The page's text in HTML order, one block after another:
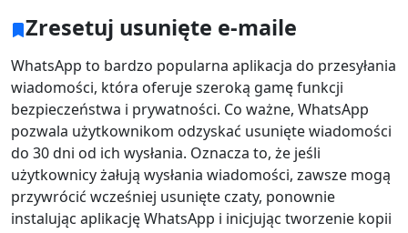
Zresetuj usunięte e-maile
WhatsApp to bardzo popularna aplikacja do przesyłania
wiadomości, która oferuje szeroką gamę funkcji
bezpieczeństwa i prywatności. Co ważne, WhatsApp
pozwala użytkownikom odzyskać usunięte wiadomości
do 30 dni od ich wysłania. Oznacza to, że jeśli
użytkownicy żałują wysłania wiadomości, zawsze mogą
przywrócić wcześniej usunięte czaty, ponownie
instalując aplikację WhatsApp i inicjując tworzenie kopii